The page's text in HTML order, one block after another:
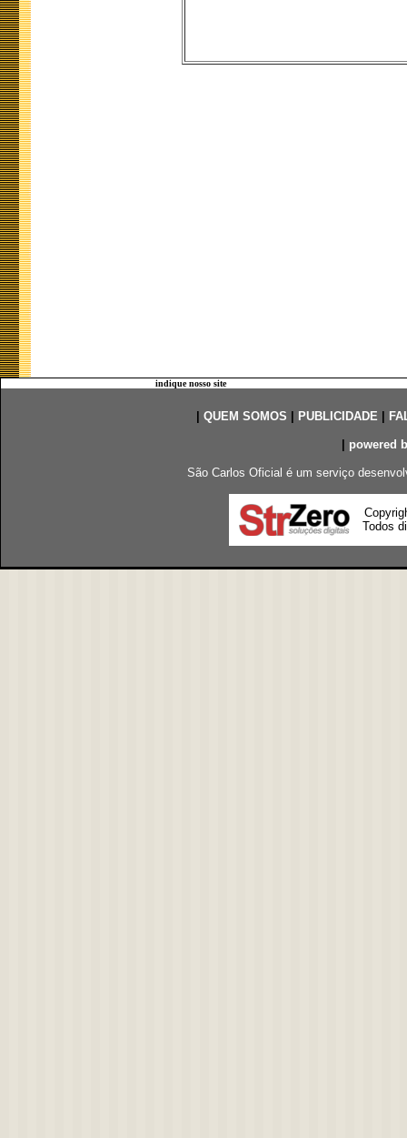
indique nosso site
QUEM SOMOS PUBLICIDADE|
powered
São Carlos Oficial é um serviço
Todos